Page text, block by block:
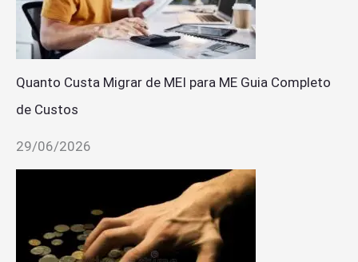
Quanto Custa Migrar de MEI para ME Guia Completo
de Custos
29/06/2026